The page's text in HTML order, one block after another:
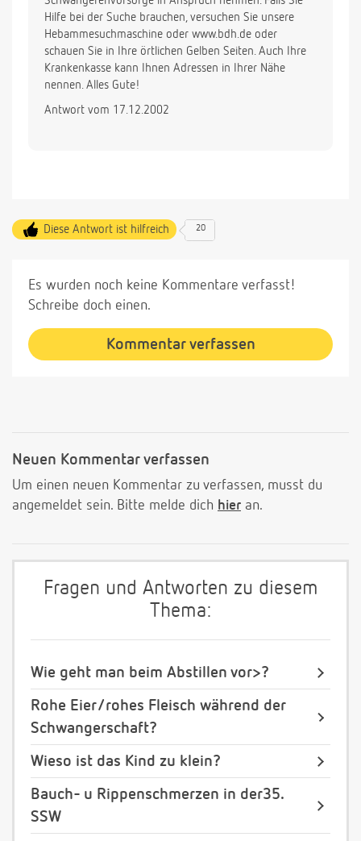
Hilfe bei der Suche brauchen, versuchen Sie unsere
Hebammesuchmaschine oder www.bdh.de oder
schauen Sie in Ihre örtlichen Gelben Seiten. Auch Ihre
Krankenkasse kann Ihnen Adressen in Ihrer Nähe
nennen. Alles Gute!
Antwort vom 17.12.2002
Diese Antwort ist hilfreich 20
Es wurden noch keine Kommentare verfasst!
Schreibe doch einen.
Kommentar verfassen
Neuen Kommentar verfassen
Um einen neuen Kommentar zu verfassen, musst du
angemeldet sein. Bitte melde dich hier an.
Fragen und Antworten zu diesem
Thema:
Wie geht man beim Abstillen vor>?
Rohe Eier/rohes Fleisch während der
Schwangerschaft?
Wieso ist das Kind zu klein?
Bauch- u Rippenschmerzen in der35.
SSW